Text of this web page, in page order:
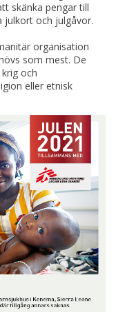
skänka pengar till
julkort och julgåvor.
organisation
som mest. De
och
eller etnisk